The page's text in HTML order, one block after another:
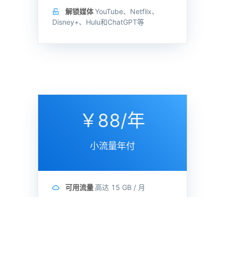
解锁媒体YouTube、Netfilx、
Disney+、Hulu和ChatGPT等
￥88/年
小流量年付
可用流量高达15 GB / 月